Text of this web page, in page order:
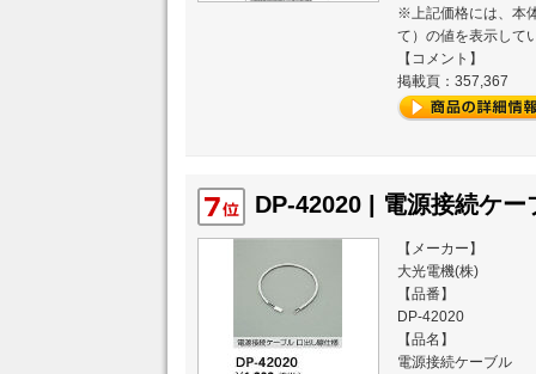
※上記価格には、本
て）の値を表示して
【コメント】
掲載頁：357,367
DP-42020 | 電源接続ケー
【メーカー】
大光電機(株)
【品番】
DP-42020
【品名】
電源接続ケーブル